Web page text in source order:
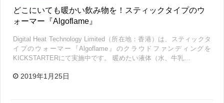
どこにいても暖かい飲み物を！スティックタイプのウ
ォーマー『Algoflame』
Digital Heat Technology Limited（所在地：香港）は、スティックタ
イプのウォーマー『Algoflame』のクラウドファンディングを
KICKSTARTERにて実施中です。 暖めたい液体（水、牛乳…
2019年1月25日